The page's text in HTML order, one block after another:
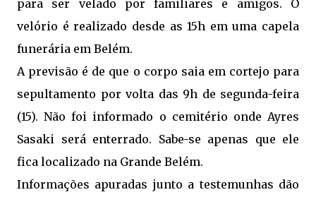
para ser velado por familiares e amigos. O
velório é realizado desde as 15h em uma capela
funerária em Belém.
A previsão é de que o corpo saia em cortejo para
sepultamento por volta das 9h de segunda-feira
(15). Não foi informado o cemitério onde Ayres
Sasaki será enterrado. Sabe-se apenas que ele
fica localizado na Grande Belém.
Informações apuradas junto a testemunhas dão